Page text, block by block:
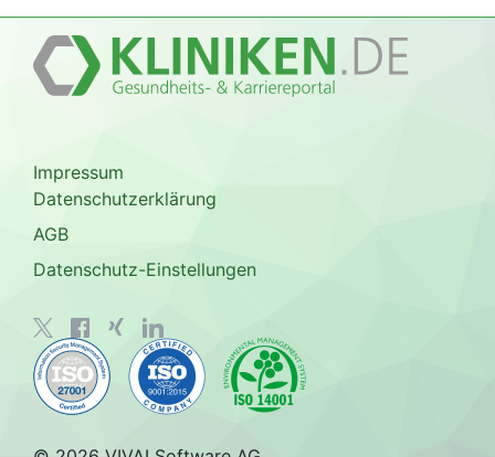
Impressum
Datenschutzerklärung
AGB
Datenschutz-Einstellungen